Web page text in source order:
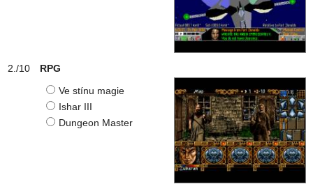
RPG
Ve stínu magie
Ishar III
Dungeon Master